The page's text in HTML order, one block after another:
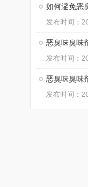
发布时间：
恶臭味臭味
发布时间：
恶臭味臭味
发布时间：